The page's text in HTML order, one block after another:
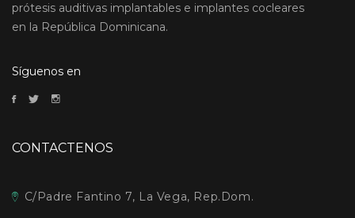
prótesis auditivas implantables e implantes cocleares
en la República Dominicana.
Síguenos en
CONTACTENOS
C/Padre Fantino 7, La Vega, Rep.Dom.